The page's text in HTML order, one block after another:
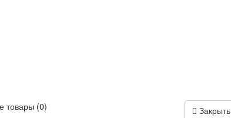
товары (0)
Закрыть